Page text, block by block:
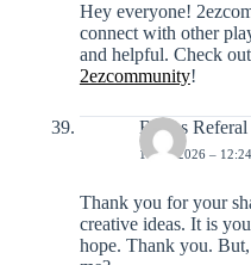
Hey everyone!
connect with other
and helpful. Check
2ezcommunity!
Bonus
11-01-2026 – 12:24
Thank you for your
creative ideas. It is
hope. Thank you.